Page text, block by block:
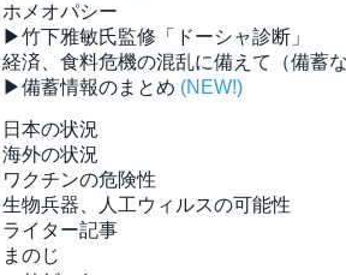
ホメオパシー
▶竹下雅敏氏監修「ドーシャ診断」
経済、食料危機の混乱に備えて（備蓄な
▶備蓄情報のまとめ (NEW!)
日本の状況
海外の状況
ワクチンの危険性
生物兵器、人工ウィルスの可能性
ライター記事
まのじ